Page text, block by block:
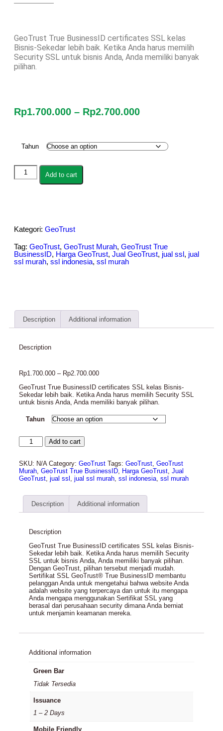
GeoTrust True BusinessID certificates SSL kelas
Bisnis-Sekedar lebih baik. Ketika Anda harus memilih
Security SSL untuk bisnis Anda, Anda memiliki banyak
pilihan.
Rp1.700.000 – Rp2.700.000
Tahun
Add to cart
Kategori: GeoTrust
Tag: GeoTrust, GeoTrust Murah, GeoTrust True
BusinessID, Harga GeoTrust, Jual GeoTrust, jual ssl, jual
ssl murah, ssl indonesia, ssl murah
Description Additional information
Description
Rp1.700.000 – Rp2.700.000
GeoTrust True BusinessID certificates SSL kelas Bisnis-
Sekedar lebih baik. Ketika Anda harus memilih Security SSL
untuk bisnis Anda, Anda memiliki banyak pilihan.
Tahun
Add to cart
SKU: N/A Category: GeoTrust Tags: GeoTrust GeoTrust
Murah GeoTrust True BusinessID Harga GeoTrust Jual
GeoTrust jual ssl jual ssl murah ssl indonesia ssl murah
Description Additional information
Description
GeoTrust True BusinessID certificates SSL kelas Bisnis-
Sekedar lebih baik. Ketika Anda harus memilih Security
SSL untuk bisnis Anda, Anda memiliki banyak pilihan.
Dengan GeoTrust, pilihan tersebut menjadi mudah.
Sertifikat SSL GeoTrust® True BusinessID membantu
pelanggan Anda untuk mengetahui bahwa website Anda
adalah website yang terpercaya dan untuk itu mengapa
Anda mengapa menggunakan Sertifikat SSL yang
berasal dari perusahaan security dimana Anda berniat
untuk menjamin keamanan mereka.
Additional information
Green Bar
Tidak Tersedia
Issuance
1 – 2 Days
Mobile Friendly